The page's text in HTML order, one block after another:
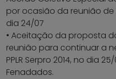
por ocasião da reunião
dia 24/07
• Aceitação da proposta
reunião para continuar a
PPLR Serpro 2014, no dia
Fenadados.